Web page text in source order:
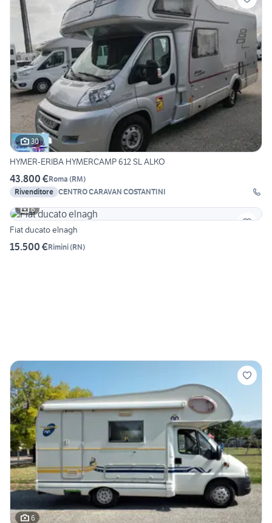
30
HYMER-ERIBA HYMERCAMP 612 SL ALKO
43.800 €Roma (RM)
Rivenditore CENTRO CARAVAN COSTANTINI
6
Fiat ducato elnagh
15.500 €Rimini(RN)
6